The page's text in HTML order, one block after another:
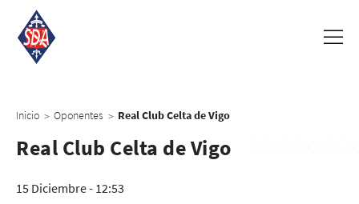
Inicio > Oponentes > Real Club Celta de Vigo
Real Club Celta de Vigo
15 Diciembre - 12:53